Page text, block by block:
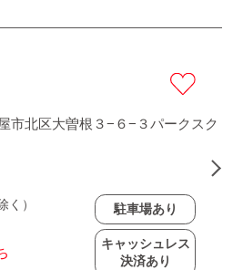
市北区大曽根３−６−３パークスク
く）
駐車場あり
キャッシュレス
決済あり